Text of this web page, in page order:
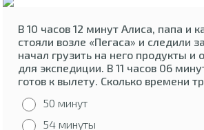
В 10 часов 12 минут Алиса, папа и
стояли возле «Пегаса» и следили
начал грузить на него продукты и
для экспедиции. В 11 часов 06
готов к вылету. Сколько времени
50 минут
54 минуты